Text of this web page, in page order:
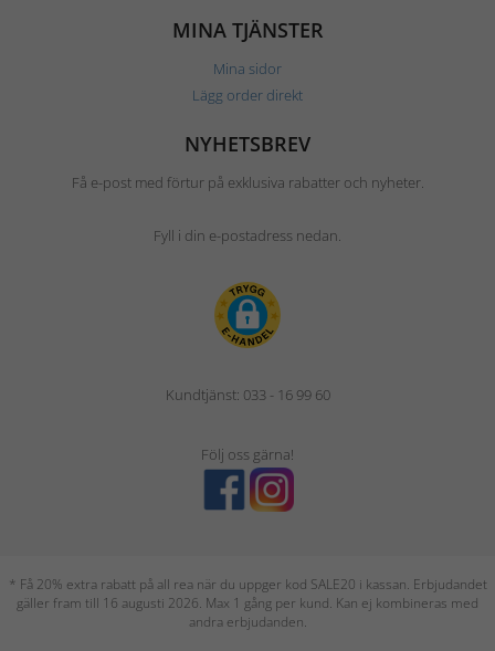
MINA TJÄNSTER
Mina sidor
Lägg order direkt
NYHETSBREV
Få e-post med förtur på exklusiva rabatter och nyheter.
Fyll i din e-postadress nedan.
Kundtjänst: 033 - 16 99 60
Följ oss gärna!
* Få 20% extra rabatt på all rea när du uppger kod SALE20 i kassan. Erbjudandet
gäller fram till 16 augusti 2026. Max 1 gång per kund. Kan ej kombineras med
andra erbjudanden.